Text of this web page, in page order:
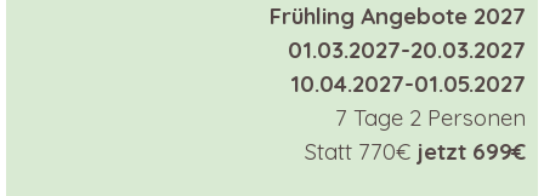
Frühling Angebote 2027
01.03.2027-20.03.2027
10.04.2027-01.05.2027
7 Tage 2 Personen
Statt 770€jetzt 699€